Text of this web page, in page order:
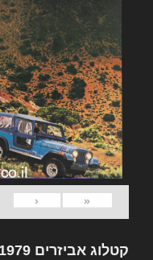
«
‹
קטלוג אביזרים 1979 Jeep